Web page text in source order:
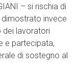
– si rischia di
dimostrato invece
dei lavoratori
e partecipata,
di sostegno al